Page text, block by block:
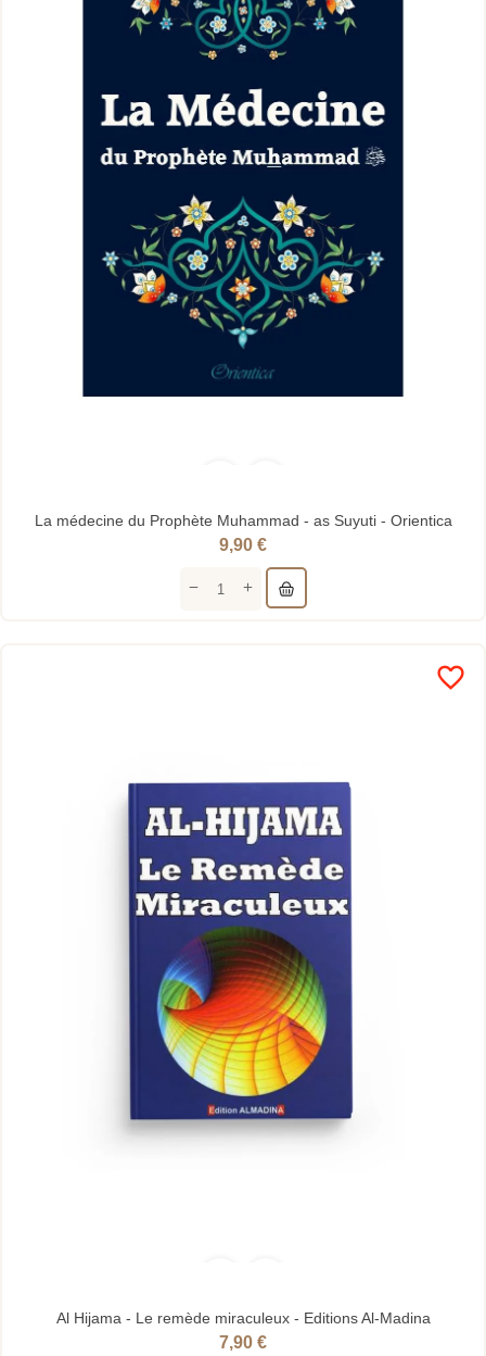
La médecine du Prophète Muhammad - as Suyuti - Orientica
9,90 €
favorite_border
Al Hijama - Le remède miraculeux - Editions Al-Madina
7,90 €